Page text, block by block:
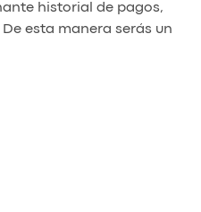
historial de pagos,
esta manera serás un